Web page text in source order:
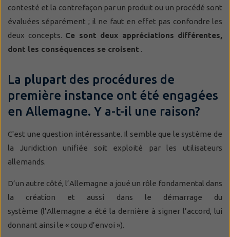
contesté et la contrefaçon par un produit ou un procédé sont
évaluées séparément ; il ne faut en effet pas confondre les
deux concepts. Ce sont deux appréciations différentes,
dont les conséquences se croisent .
La plupart des procédures de
première instance ont été engagées
en Allemagne. Y a-t-il une raison?
C'est une question intéressante. Il semble que le système de
la Juridiction unifiée soit exploité par les utilisateurs
allemands.
D’un autre côté, l’Allemagne a joué un rôle fondamental dans
la création et aussi dans le démarrage du
système (l’Allemagne a été la dernière à signer l’accord, lui
donnant ainsi le « coup d’envoi »).